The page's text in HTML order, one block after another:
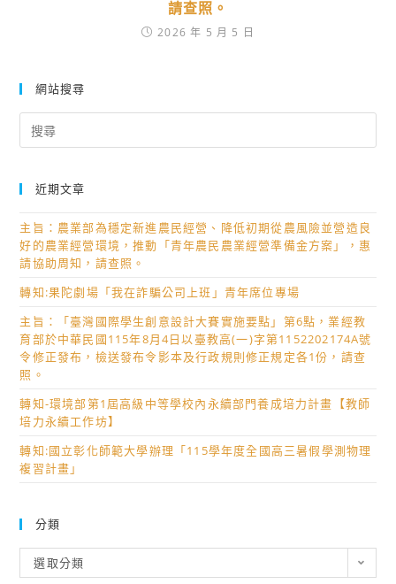
請查照。
2026 年 5 月 5 日
網站搜尋
for:
近期文章
主旨：農業部為穩定新進農民經營、降低初期從農風險並營造良
好的農業經營環境，推動「青年農民農業經營準備金方案」，惠
請協助周知，請查照。
轉知:果陀劇場「我在詐騙公司上班」青年席位專場
主旨：「臺灣國際學生創意設計大賽實施要點」第6點，業經教
育部於中華民國115年8月4日以臺教高(一)字第1152202174A號
令修正發布，檢送發布令影本及行政規則修正規定各1份，請查
照。
轉知-環境部第1屆高級中等學校內永續部門養成培力計畫【教師
培力永續工作坊】
轉知:國立彰化師範大學辦理「115學年度全國高三暑假學測物理
複習計畫」
分類
類
選取分類